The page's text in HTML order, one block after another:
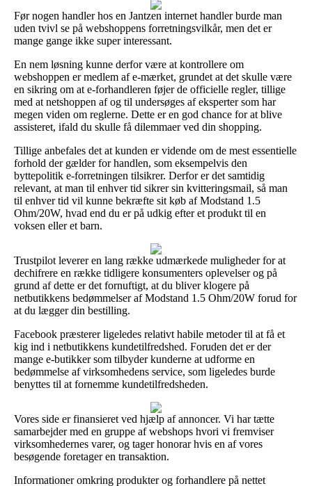
Før nogen handler hos en Jantzen internet handler burde man
uden tvivl se på webshoppens forretningsvilkår, men det er
mange gange ikke super interessant.
En nem løsning kunne derfor være at kontrollere om
webshoppen er medlem af e-mærket, grundet at det skulle være
en sikring om at e-forhandleren føjer de officielle regler, tillige
med at netshoppen af og til undersøges af eksperter som har
megen viden om reglerne. Dette er en god chance for at blive
assisteret, ifald du skulle få dilemmaer ved din shopping.
Tillige anbefales det at kunden er vidende om de mest essentielle
forhold der gælder for handlen, som eksempelvis den
byttepolitik e-forretningen tilsikrer. Derfor er det samtidig
relevant, at man til enhver tid sikrer sin kvitteringsmail, så man
til enhver tid vil kunne bekræfte sit køb af Modstand 1.5
Ohm/20W, hvad end du er på udkig efter et produkt til en
voksen eller et barn.
Trustpilot leverer en lang række udmærkede muligheder for at
dechifrere en række tidligere konsumenters oplevelser og på
grund af dette er det fornuftigt, at du bliver klogere på
netbutikkens bedømmelser af Modstand 1.5 Ohm/20W forud for
at du lægger din bestilling.
Facebook præsterer ligeledes relativt habile metoder til at få et
kig ind i netbutikkens kundetilfredshed. Foruden det er der
mange e-butikker som tilbyder kunderne at udforme en
bedømmelse af virksomhedens service, som ligeledes burde
benyttes til at fornemme kundetilfredsheden.
Vores side er finansieret ved hjælp af annoncer. Vi har tætte
samarbejder med en gruppe af webshops hvori vi fremviser
virksomhedernes varer, og tager honorar hvis en af vores
besøgende foretager en transaktion.
Informationer omkring produkter og forhandlere på nettet